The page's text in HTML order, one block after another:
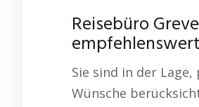
Reisebüro
Sie sind in der
Wünsche